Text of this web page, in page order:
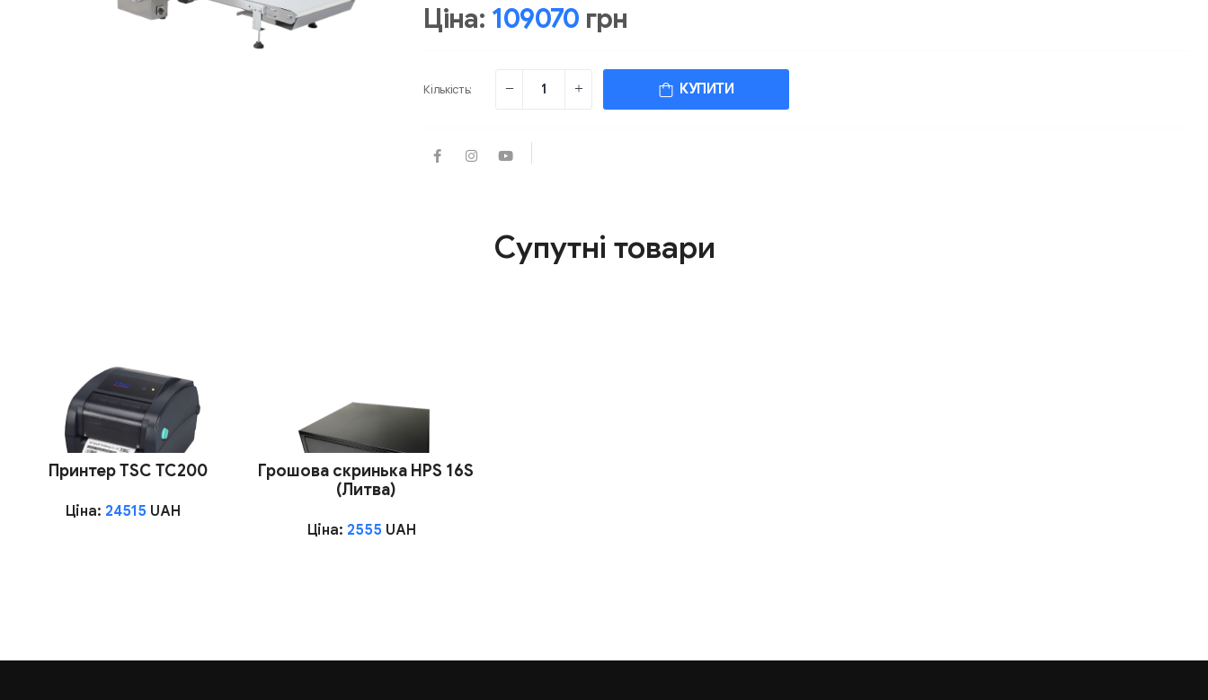
Ціна: 109070 грн
Кількість: КУПИТИ
Супутні товари
Принтер TSC TC200
Ціна:24515 UAH
Грошова скринька HPS 16S
(Литва)
Ціна: 2555 UAH